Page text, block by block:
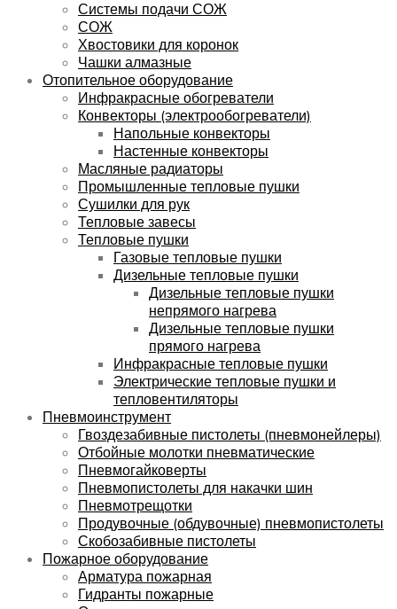
Системы подачи СОЖ
СОЖ
Хвостовики для коронок
Чашки алмазные
Отопительное оборудование
Инфракрасные обогреватели
Конвекторы (электрообогреватели)
Напольные конвекторы
Настенные конвекторы
Масляные радиаторы
Промышленные тепловые пушки
Сушилки для рук
Тепловые завесы
Тепловые пушки
Газовые тепловые пушки
Дизельные тепловые пушки
Дизельные тепловые пушки
непрямого нагрева
Дизельные тепловые пушки
прямого нагрева
Инфракрасные тепловые пушки
Электрические тепловые пушки и
тепловентиляторы
Пневмоинструмент
Гвоздезабивные пистолеты (пневмонейлеры)
Отбойные молотки пневматические
Пневмогайковерты
Пневмопистолеты для накачки шин
Пневмотрещотки
Продувочные (обдувочные) пневмопистолеты
Скобозабивные пистолеты
Пожарное оборудование
Арматура пожарная
Гидранты пожарные